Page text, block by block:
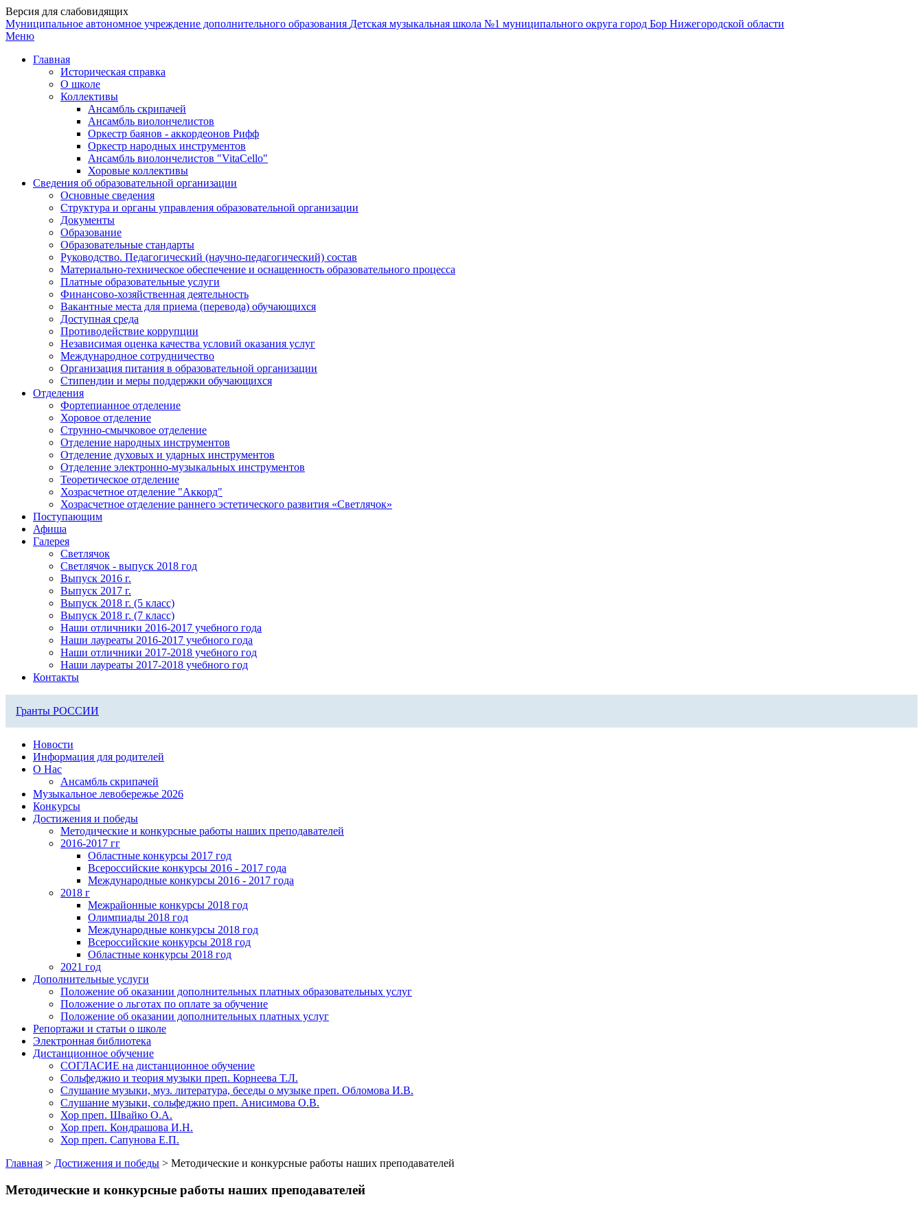
Версия для слабовидящих
Муниципальное автономное учреждение дополнительного образования Детская музыкальная школа №1 муниципального округа город Бор Нижегородской области
Меню
Главная
Историческая справка
О школе
Коллективы
Ансамбль скрипачей
Ансамбль виолончелистов
Оркестр баянов - аккордеонов Рифф
Оркестр народных инструментов
Ансамбль виолончелистов "VitaCello"
Хоровые коллективы
Сведения об образовательной организации
Основные сведения
Структура и органы управления образовательной организации
Документы
Образование
Образовательные стандарты
Руководство. Педагогический (научно-педагогический) состав
Материально-техническое обеспечение и оснащенность образовательного процесса
Платные образовательные услуги
Финансово-хозяйственная деятельность
Вакантные места для приема (перевода) обучающихся
Доступная среда
Противодействие коррупции
Независимая оценка качества условий оказания услуг
Международное сотрудничество
Организация питания в образовательной организации
Стипендии и меры поддержки обучающихся
Отделения
Фортепианное отделение
Хоровое отделение
Струнно-смычковое отделение
Отделение народных инструментов
Отделение духовых и ударных инструментов
Отделение электронно-музыкальных инструментов
Теоретическое отделение
Хозрасчетное отделение "Аккорд"
Хозрасчетное отделение раннего эстетического развития «Светлячок»
Поступающим
Афиша
Галерея
Светлячок
Светлячок - выпуск 2018 год
Выпуск 2016 г.
Выпуск 2017 г.
Выпуск 2018 г. (5 класс)
Выпуск 2018 г. (7 класс)
Наши отличники 2016-2017 учебного года
Наши лауреаты 2016-2017 учебного года
Наши отличники 2017-2018 учебного год
Наши лауреаты 2017-2018 учебного год
Контакты
Гранты РОССИИ
Новости
Информация для родителей
О Нас
Ансамбль скрипачей
Музыкальное левобережье 2026
Конкурсы
Достижения и победы
Методические и конкурсные работы наших преподавателей
2016-2017 гг
Областные конкурсы 2017 год
Всероссийские конкурсы 2016 - 2017 года
Международные конкурсы 2016 - 2017 года
2018 г
Межрайонные конкурсы 2018 год
Олимпиады 2018 год
Международные конкурсы 2018 год
Всероссийские конкурсы 2018 год
Областные конкурсы 2018 год
2021 год
Дополнительные услуги
Положение об оказании дополнительных платных образовательных услуг
Положение о льготах по оплате за обучение
Положение об оказании дополнительных платных услуг
Репортажи и статьи о школе
Электронная библиотека
Дистанционное обучение
СОГЛАСИЕ на дистанционное обучение
Сольфеджио и теория музыки преп. Корнеева Т.Л.
Слушание музыки, муз. литература, беседы о музыке преп. Обломова И.В.
Слушание музыки, сольфеджио преп. Анисимова О.В.
Хор преп. Швайко О.А.
Хор преп. Кондрашова И.Н.
Хор преп. Сапунова Е.П.
Главная > Достижения и победы > Методические и конкурсные работы наших преподавателей
Методические и конкурсные работы наших преподавателей